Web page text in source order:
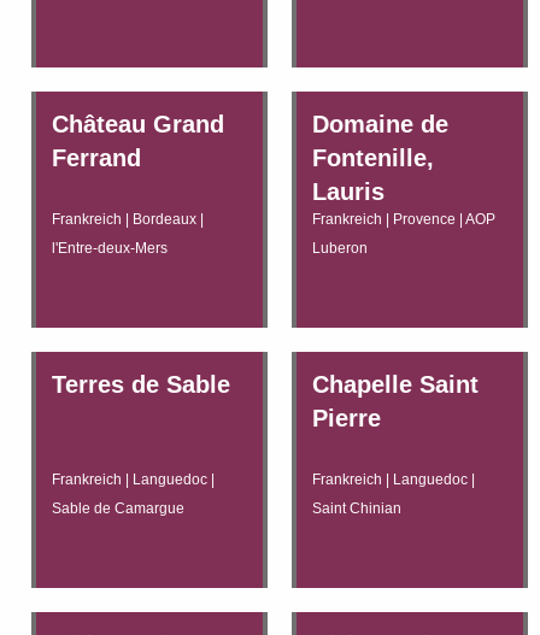
Château Grand
Ferrand
Frankreich | Bordeaux |
l'Entre-deux-Mers
Domaine de
Fontenille,
Lauris
Frankreich | Provence | AOP
Luberon
Terres de Sable
Frankreich | Languedoc |
Sable de Camargue
Chapelle Saint
Pierre
Frankreich | Languedoc |
Saint Chinian